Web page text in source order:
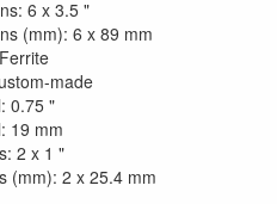
6 x 3.5 "
(mm): 6 x 89 mm
made
0.75 "
19 mm
2 x 1 "
(mm): 2 x 25.4 mm